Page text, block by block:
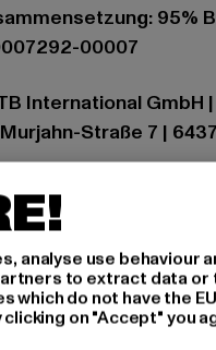
95%
00007
International GmbH |
Straße 7 |
GRÖSSE & PASSFORM
&
analyse use behaviour
to extract data or
which do not have the
on "Accept" you